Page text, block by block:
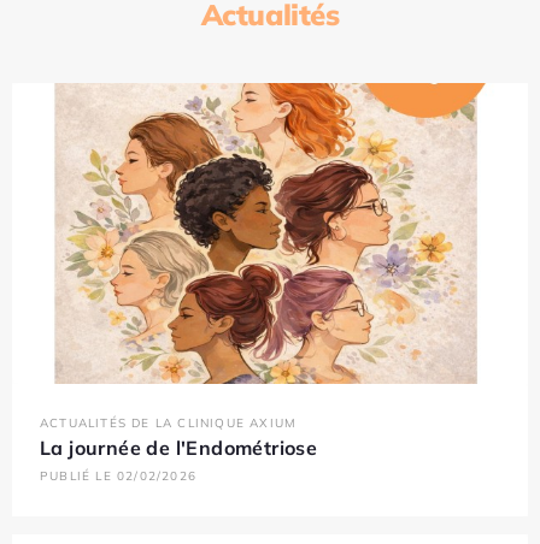
Actualités
ACTUALITÉS DE LA CLINIQUE AXIUM
La journée de l'Endométriose
PUBLIÉ LE 02/02/2026